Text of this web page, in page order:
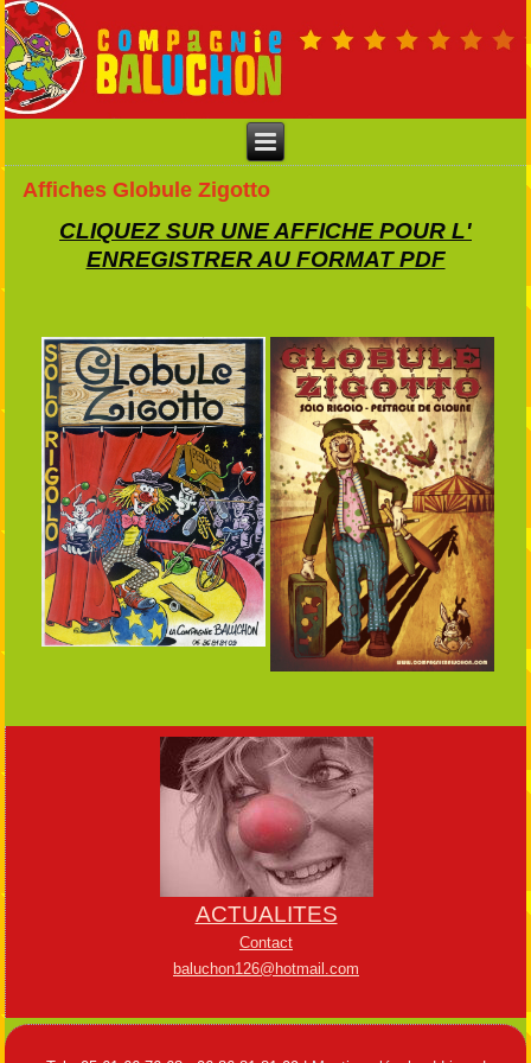
Affiches Globule Zigotto
CLIQUEZ SUR UNE AFFICHE POUR L'
ENREGISTRER AU FORMAT PDF
ACTUALITES
Contact
baluchon126@hotmail.com